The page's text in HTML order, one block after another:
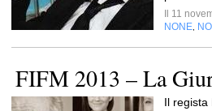
Il 11
NONE
FIFM 2013 – La
Il regista